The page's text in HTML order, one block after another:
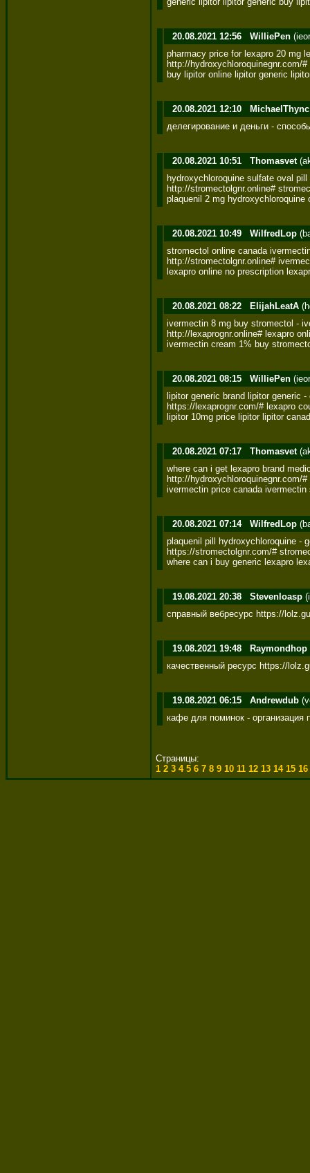
20.08.2021 12:56 WilliePen
pharmacy price for lexapro 20 mg
http://hydroxychloroquinegnr.com/
buy lipitor online lipitor generic
20.08.2021 12:10 MichaelThync
делегирование и деньги -
20.08.2021 10:51 Thomasvet
hydroxychloroquine sulfate oval
http://stromectolgnr.online#
plaquenil 2 mg hydroxychloroquine
20.08.2021 10:49 WilfredLop
stromectol online canada
http://stromectolgnr.online#
lexapro online no prescription
20.08.2021 08:22 ElijahLeatA
ivermectin 8 mg buy stromectol -
http://lexaprognr.online# lexapro
ivermectin cream 1% buy
20.08.2021 08:15 WilliePen
lipitor generic brand lipitor generic
https://lexaprognr.com/# lexapro
lipitor 10mg price lipitor lipitor
20.08.2021 07:17 Thomasvet
where can i get lexapro brand
http://hydroxychloroquinegnr.com/
ivermectin price canada
20.08.2021 07:14 WilfredLop
plaquenil pill hydroxychloroquine -
https://stromectolgnr.com/#
where can i buy generic lexapro
19.08.2021 20:38 Stevenloasp
справный вебресурс https://
19.08.2021 19:48 Raymondhop
качественный ресурс https://
19.08.2021 06:15 Andrewdub
кафе для поминок - организация
Страницы:
1 2 3 4 5 6 7 8 9 10 11 12 13 14 15 16